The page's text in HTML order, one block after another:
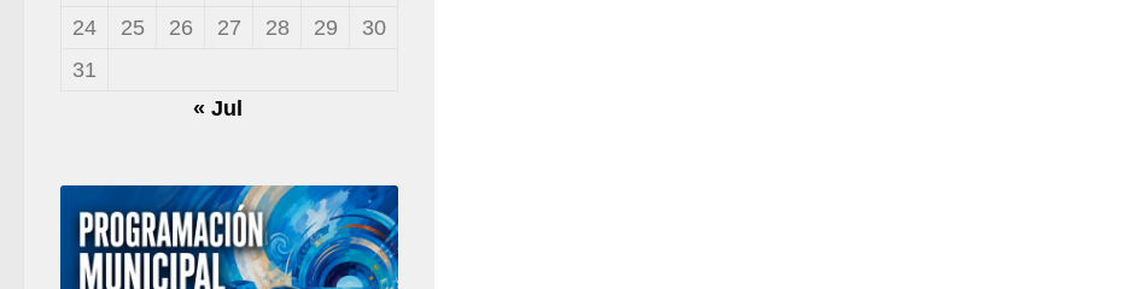
24
25 26 27 28 29
30
31
« Jul